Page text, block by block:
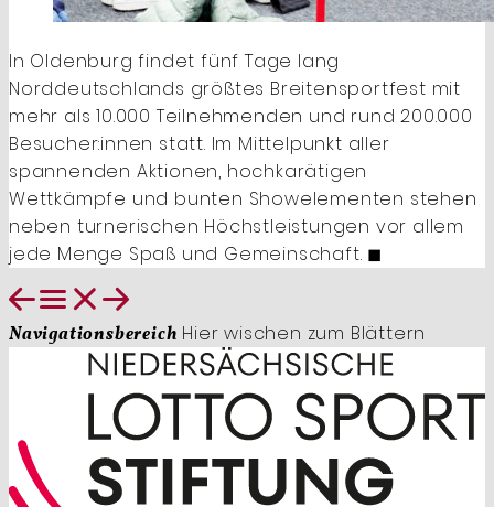
In Oldenburg findet fünf Tage lang
Norddeutschlands größtes Breitensportfest mit
mehr als 10.000 Teilnehmenden und rund 200.000
Besucher:innen statt. Im Mittelpunkt aller
spannenden Aktionen, hochkarätigen
Wettkämpfe und bunten Showelementen stehen
neben turnerischen Höchstleistungen vor allem
jede Menge Spaß und Gemeinschaft. ◼
Navigationsbereich Hier wischen zum Blättern